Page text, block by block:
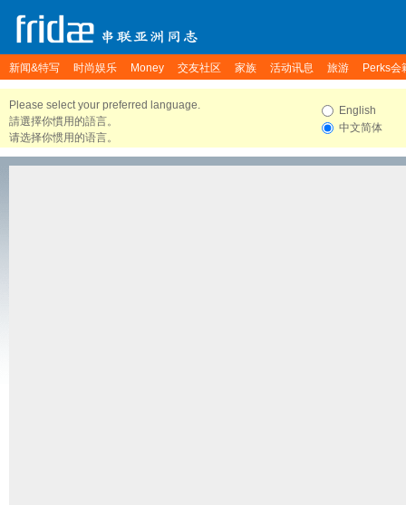
新闻&特写 时尚娱乐 Money 交友社区 家族 活动讯息 旅游 Perks会
Please select your preferred language.
請選擇你慣用的語言。
请选择你惯用的语言。
English
中文简体